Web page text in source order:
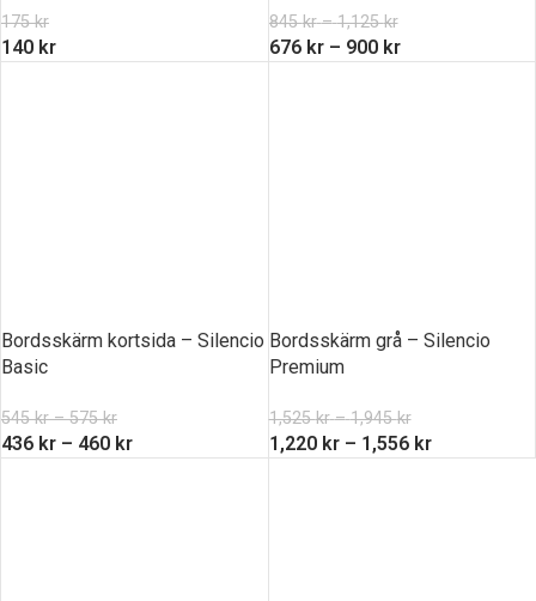
175kr
140 kr
845kr – 1,125kr
676 kr – 900 kr
Bordsskärm kortsida – Silencio
Basic
545kr – 575kr
436 kr – 460 kr
Bordsskärm grå – Silencio
Premium
1,525kr – 1,945kr
1,220 kr – 1,556 kr